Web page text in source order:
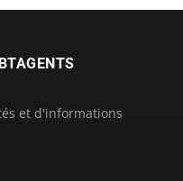
et d'informations